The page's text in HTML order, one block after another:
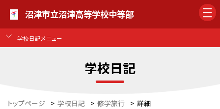
沼津市立沼津高等学校中等部
学校日記メニュー
学校日記
トップページ > 学校日記 > 修学旅行 > 詳細